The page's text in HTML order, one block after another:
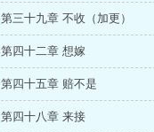
第三十九章 不收（加更）
第四十二章 想嫁
第四十五章 赔不是
第四十八章 来接